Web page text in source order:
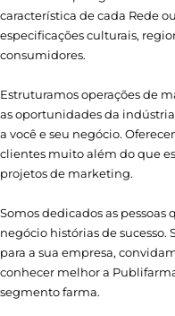
característica de cada Rede
especificações culturais,
consumidores.
Estruturamos operações de
as oportunidades da
a você e seu negócio.
clientes muito além do que
projetos de marketing.
Somos dedicados as pessoas
negócio histórias de sucesso.
para a sua empresa,
conhecer melhor a
segmento farma.